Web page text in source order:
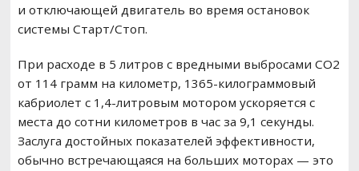
и отключающей двигатель во время остановок
системы Старт/Стоп.
При расходе в 5 литров с вредными выбросами CO2
от 114 грамм на километр, 1365-килограммовый
кабриолет с 1,4-литровым мотором ускоряется с
места до сотни километров в час за 9,1 секунды.
Заслуга достойных показателей эффективности,
обычно встречающаяся на больших моторах — это